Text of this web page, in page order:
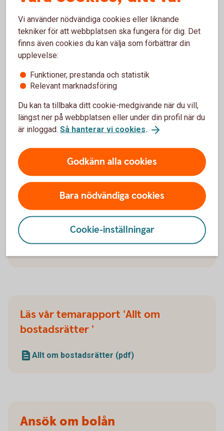
Arturo Arques
Privatekonom
För att se detta innehåll behöver du först
godkänna cookies för Funktioner, prestanda
och statistik.
Ladda ner checklistan
Läs vår temarapport 'Allt om
bostadsrätter '
Allt om bostadsrätter (pdf)
Ansök om bolån
Vi använder nödvändiga cookies eller liknande
tekniker för att webbplatsen ska fungera för dig. Det
finns även cookies du kan välja som förbättrar din
upplevelse:
Funktioner, prestanda och statistik
Relevant marknadsföring
Du kan ta tillbaka ditt cookie-medgivande när du vill,
längst ner på webbplatsen eller under din profil när du
är inloggad. Så hanterar vi cookies.
Godkänn alla cookies
Bara nödvändiga cookies
Cookie-inställningar